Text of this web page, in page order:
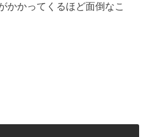
かかってくるほど面倒なこ